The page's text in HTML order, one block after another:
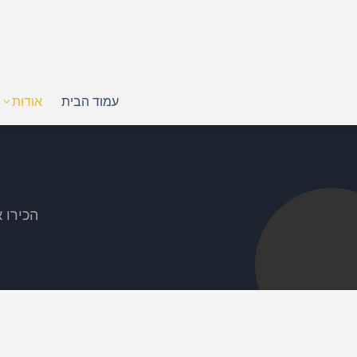
עמוד הבית אודות